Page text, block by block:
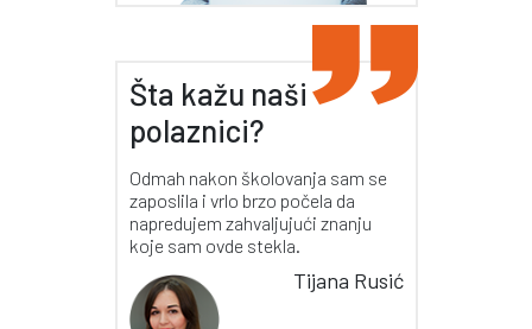
Šta kažu naši
polaznici?
Odmah nakon školovanja sam se
zaposlila i vrlo brzo počela da
napredujem zahvaljujući znanju
koje sam ovde stekla.
Tijana Rusić